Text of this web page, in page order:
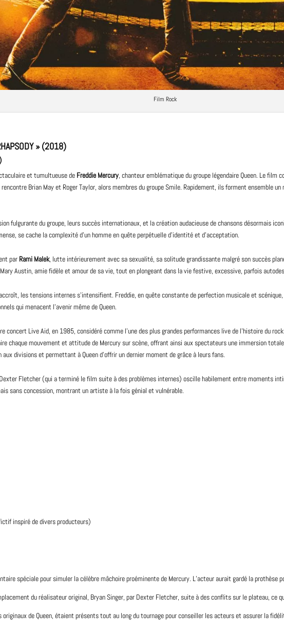
Film Rock
» (2018)
et tumultueuse de Freddie Mercury, chanteur emblématique dugroupe légendaire Queen. Lefilm
Brian May et Roger Taylor, alors membres du groupeSmile. Rapidement, ils forment ensemble un
fulgurante du groupe, leurs succès internationaux, et la création audacieuse de chansons désormais
se cache la complexité d’un homme en quête perpétuelle d’identité et d’acceptation.
par Rami Malek, lutte intérieurement avec sa sexualité, sa solitude grandissante malgré son succès
Austin, amie fidèle et amour de sa vie, tout en plongeant dans la vie festive, excessive, parfois
les tensions internes s’intensifient. Freddie, en quête constante de perfection musicale et
qui menacent l’avenir même de Queen.
concert Live Aid, en 1985, considéré comme l’une des plus grandes performances live de l’histoire du
chaque mouvement et attitude de Mercury sur scène, offrant ainsi aux spectateurs une immersion
divisions et permettant à Queen d’offrir un dernier moment de grâce à leurs fans.
Fletcher (qui a terminé le film suite à des problèmes internes) oscille habilement entre moments
sans concession, montrant un artiste à la fois génial et vulnérable.
inspiré de divers producteurs)
spéciale pour simuler la célèbre mâchoire proéminente de Mercury. L’acteur aurait gardé la prothèse
du réalisateuroriginal, Bryan Singer, par Dexter Fletcher, suite à des conflits sur le plateau, ce
originaux de Queen, étaient présents tout au long du tournage pour conseiller les acteurs et assurer la